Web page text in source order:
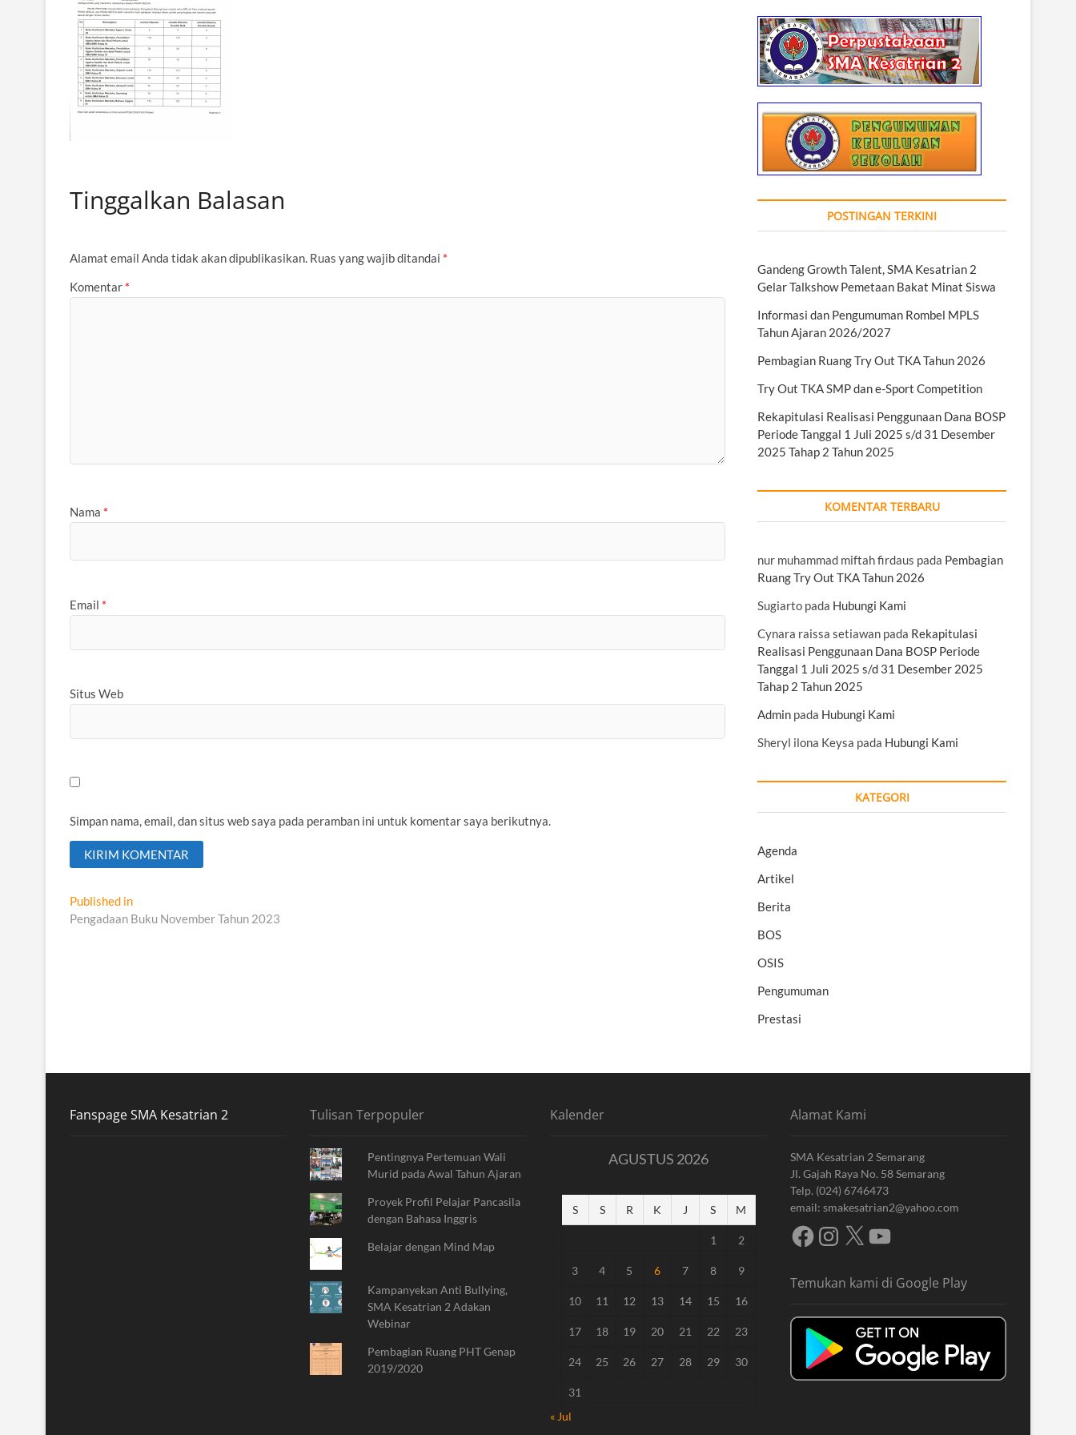
Tinggalkan Balasan
Alamat email Anda tidak akan dipublikasikan. Ruas yang wajib ditandai *
Komentar *
Nama *
Email *
Situs Web
Simpan nama, email, dan situs web saya pada peramban ini untuk komentar saya berikutnya.
Navigasi
pos
Published in
Pengadaan Buku November Tahun 2023
POSTINGAN TERKINI
Gandeng Growth Talent, SMA Kesatrian 2
Gelar Talkshow Pemetaan Bakat Minat Siswa
Informasi dan Pengumuman Rombel MPLS
Tahun Ajaran 2026/2027
Pembagian Ruang Try Out TKA Tahun 2026
Try Out TKA SMP dan e-Sport Competition
Rekapitulasi Realisasi Penggunaan Dana BOSP
Periode Tanggal 1 Juli 2025 s/d 31 Desember
2025 Tahap 2 Tahun 2025
KOMENTAR TERBARU
nur muhammad miftah firdaus pada Pembagian
Ruang Try Out TKA Tahun 2026
Sugiarto pada Hubungi Kami
Cynara raissa setiawan pada Rekapitulasi
Realisasi Penggunaan Dana BOSP Periode
Tanggal 1 Juli 2025 s/d 31 Desember 2025
Tahap 2 Tahun 2025
Admin pada Hubungi Kami
Sheryl ilona Keysa pada Hubungi Kami
KATEGORI
Agenda
Artikel
Berita
BOS
OSIS
Pengumuman
Prestasi
Fanspage SMA Kesatrian 2 Tulisan Terpopuler
Pentingnya Pertemuan Wali
Murid pada Awal Tahun Ajaran
Proyek Profil Pelajar Pancasila
dengan Bahasa Inggris
Belajar dengan Mind Map
Kampanyekan Anti Bullying,
SMA Kesatrian 2 Adakan
Webinar
Pembagian Ruang PHT Genap
2019/2020
Kalender
AGUSTUS 2026
S S R K J S M
1 2
3 4 5 6 7 8 9
10 11 12 13 14 15 16
17 18 19 20 21 22 23
24 25 26 27 28 29 30
31
« Jul
Alamat Kami
SMA Kesatrian 2 Semarang
Jl. Gajah Raya No. 58 Semarang
Telp. (024) 6746473
email: smakesatrian2@yahoo.com
FacebookInstagram
X YouTube
Temukan kami di Google Play